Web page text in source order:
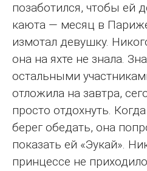
позаботился, чтобы ей
каюта — месяц в
измотал девушку.
она на яхте не знала.
остальными
отложила на завтра,
просто отдохнуть.
берег обедать, она
показать ей «Эукай».
принцессе не